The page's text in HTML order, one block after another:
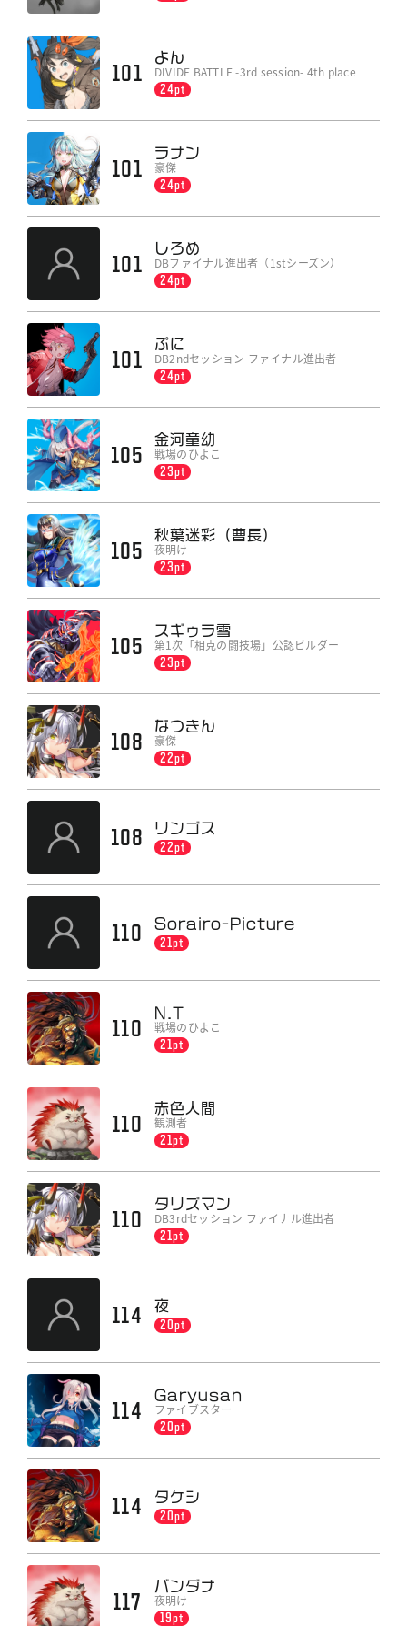
101
よん
DIVIDE BATTLE -3rd session- 4th place
24pt
101
ラナン
豪傑
24pt
101
しろめ
DBファイナル進出者（1stシーズン）
24pt
101
ぷに
DB2ndセッション ファイナル進出者
24pt
105
金河童幼
戦場のひよこ
23pt
105
秋葉迷彩（曹長）
夜明け
23pt
105
スギゥラ雪
第1次「相克の闘技場」公認ビルダー
23pt
108
なつきん
豪傑
22pt
108
リンゴス
22pt
110
Sorairo-Picture
21pt
110
N.T
戦場のひよこ
21pt
110
赤色人間
観測者
21pt
110
タリズマン
DB3rdセッション ファイナル進出者
21pt
114
夜
20pt
114
Garyusan
ファイブスター
20pt
114
タケシ
20pt
117
バンダナ
夜明け
19pt